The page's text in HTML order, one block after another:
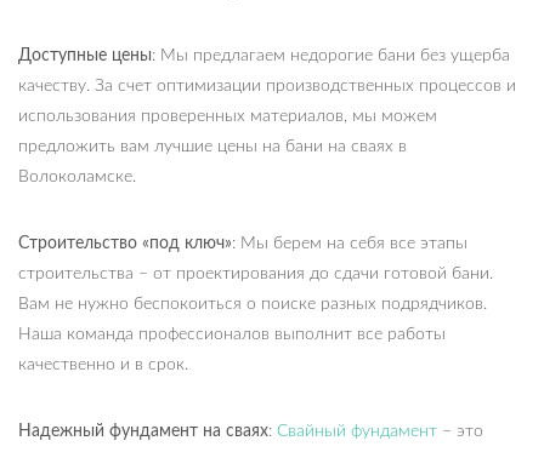
Доступные цены: Мы предлагаем недорогие бани без ущерба
качеству. За счет оптимизации производственных процессов и
использования проверенных материалов, мы можем
предложить вам лучшие цены на бани на сваях в
Волоколамске.
Строительство «под ключ»: Мы берем на себя все этапы
строительства – от проектирования до сдачи готовой бани.
Вам не нужно беспокоиться о поиске разных подрядчиков.
Наша команда профессионалов выполнит все работы
качественно и в срок.
Надежный фундамент на сваях: Свайный фундамент – это